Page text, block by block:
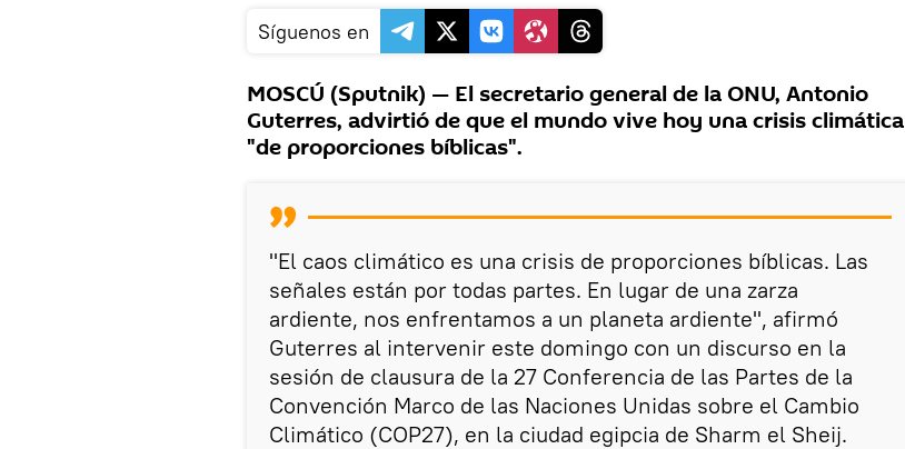
Síguenos en
MOSCÚ (Sputnik) — El secretario general de la ONU, Antonio
Guterres, advirtió de que el mundo vive hoy una crisis climática
"de proporciones bíblicas".
"El caos climático es una crisis de proporciones bíblicas. Las
señales están por todas partes. En lugar de una zarza
ardiente, nos enfrentamos a un planeta ardiente", afirmó
Guterres al intervenir este domingo con un discurso en la
sesión de clausura de la 27 Conferencia de las Partes de la
Convención Marco de las Naciones Unidas sobre el Cambio
Climático (COP27), en la ciudad egipcia de Sharm el Sheij.